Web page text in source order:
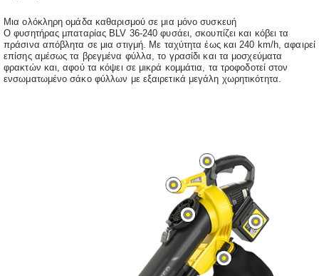
Μια ολόκληρη ομάδα καθαρισμού σε μια μόνο συσκευή
Ο φυσητήρας μπαταρίας BLV 36-240 φυσάει, σκουπίζει και κόβει τα
πράσινα απόβλητα σε μια στιγμή. Με ταχύτητα έως και 240 km/h, αφαιρεί
επίσης αμέσως τα βρεγμένα φύλλα, το γρασίδι και τα μοσχεύματα
φρακτών και, αφού τα κόψει σε μικρά κομμάτια, τα τροφοδοτεί στον
ενσωματωμένο σάκο φύλλων με εξαιρετικά μεγάλη χωρητικότητα.